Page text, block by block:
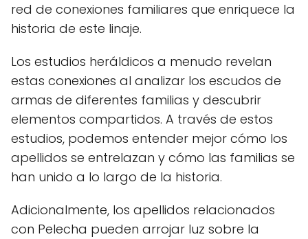
red de conexiones familiares que enriquece la
historia de este linaje.
Los estudios heráldicos a menudo revelan
estas conexiones al analizar los escudos de
armas de diferentes familias y descubrir
elementos compartidos. A través de estos
estudios, podemos entender mejor cómo los
apellidos se entrelazan y cómo las familias se
han unido a lo largo de la historia.
Adicionalmente, los apellidos relacionados
con Pelecha pueden arrojar luz sobre la